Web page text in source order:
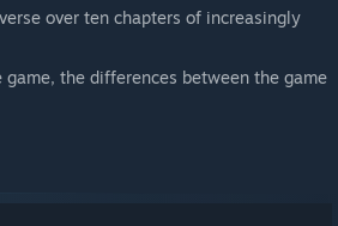
over ten chapters of increasingly
the differences between the game